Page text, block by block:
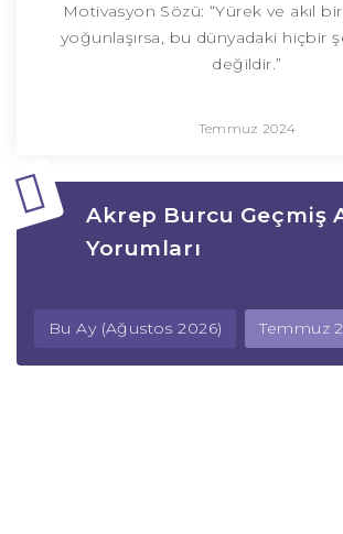
Motivasyon Sözü: “Yürek ve akıl bir
yoğunlaşırsa, bu dünyadaki hiçbir
değildir.”
Temmuz 2024
Akrep Burcu Geçmiş
Yorumları
Bu Ay (Ağustos 2026) Temmuz